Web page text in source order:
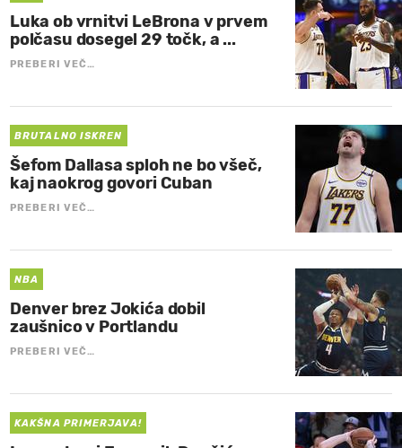
Luka ob vrnitvi LeBrona v prvem
polčasu dosegel 29 točk, a ...
PREBERI VEČ…
BRUTALNO ISKREN
Šefom Dallasa sploh ne bo všeč,
kaj naokrog govori Cuban
PREBERI VEČ…
NBA
Denver brez Jokića dobil
zaušnico v Portlandu
PREBERI VEČ…
KAKŠNA PRIMERJAVA!